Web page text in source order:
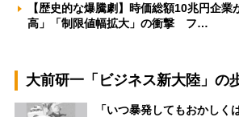
【歴史的な爆騰劇】時価総額10兆円企業
高」「制限値幅拡大」の衝撃 フ…
大前研一「ビジネス新大陸」の
「いつ暴発してもおかしく